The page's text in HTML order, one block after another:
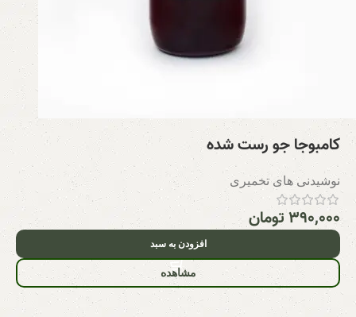
کامبوجا جو رست شده
نوشیدنی های تخمیری
۳۹۰,۰۰۰تومان
افزودن به سبد
مشاهده